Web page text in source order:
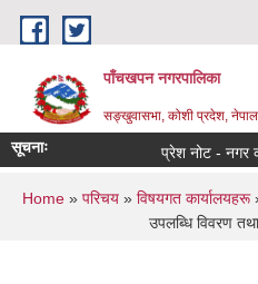
Skip to main content
पाँचखपन नगरपालिका
सङ्खु‍वासभा, कोशी प्रदेश, नेपाल
सूचनाः प्रेश नोट - नगर
You are here
Home » परिचय » विषयगत कार्यालयहरू
उपलब्धि विवरण